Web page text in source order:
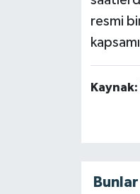
resmi
Kaynak: